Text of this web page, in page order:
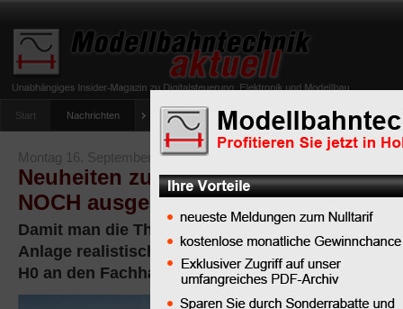
Start Nachrichten Tipps Newsletter Archiv Magazin
umfrage-viessmann-multiprotokoll-lichtdecoder
Montag 16. September 2013
Neuheiten zur Themenwelt
NOCH ausgeliefert
Damit man die Themenwelt "Steinbruch" auf
Anlage realistisch nachbauen kann, hat NOCH
H0 an den Fachhandel ausgeliefert.